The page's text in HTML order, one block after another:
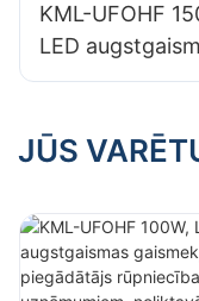
apgaismojuma
lietojumiem.
KML-UFOHF
LED
gaismekļu
iekštelpu
rūpniecības
uzņēmumos,
sporta zālēs
JŪS